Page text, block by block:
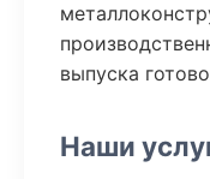
выпуска
Наши